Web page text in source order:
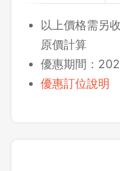
以上價格需另
原價計算
優惠期間：
優惠訂位說明